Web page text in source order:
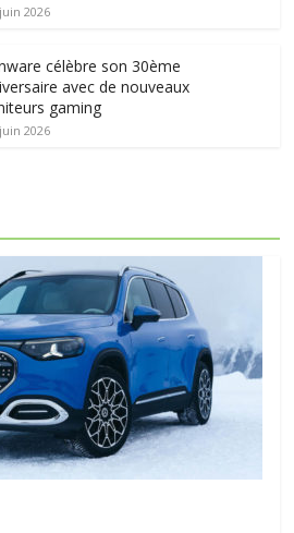
2026
célèbre son 30ème
avec de nouveaux
gaming
2026